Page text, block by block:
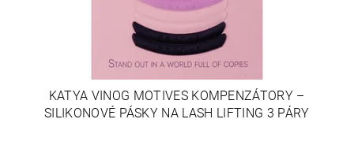
KATYA VINOG MOTIVES KOMPENZÁTORY –
SILIKONOVÉ PÁSKY NA LASH LIFTING 3 PÁRY